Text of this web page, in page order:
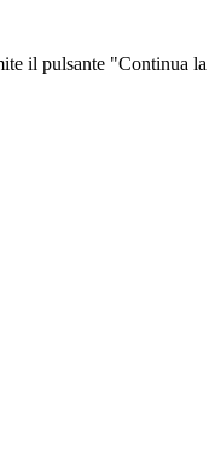
il pulsante "Continua